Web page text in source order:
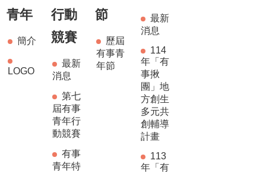
青年
簡介
LOGO
行動
競賽
最新
消息
第七
屆有事
青年行
動競賽
有事
青年特
節
歷屆
有事青
年節
最新
消息
114
年「有
事揪
團」地
方創生
多元共
創輔導
計畫
113
年「有